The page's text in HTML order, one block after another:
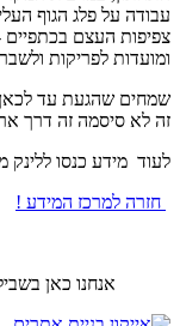
עבודה על פלג הגוף
צפיפות העצם בכתפיים
ומועדות לפריקות
שמחים שהגעת עד לכאן
זה לא סיסמה זה דרך
לעוד מידע כנסו ללינק
חזרה למרכז המידע !
אנחנו כאן